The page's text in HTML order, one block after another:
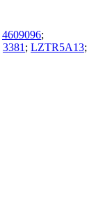
4609096;
3381 ; LZTR5A13;